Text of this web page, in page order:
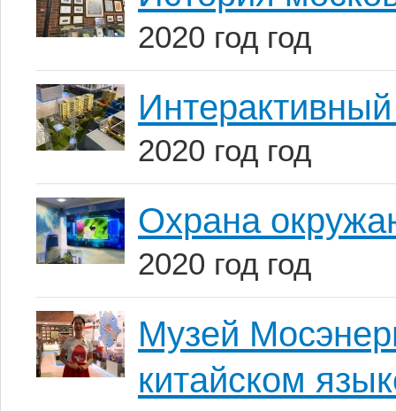
2020 год год
2020 год год
Охрана
2020 год год
Музей
китайском